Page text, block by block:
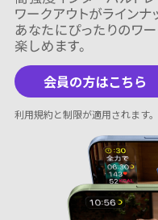
会員の方はこちら
利用規約と制限が適用されます。